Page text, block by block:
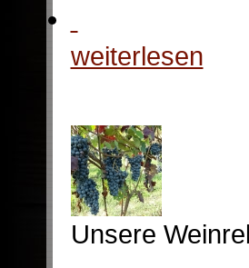
weiterlesen
Unsere